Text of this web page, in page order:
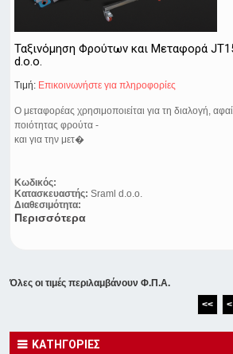
Ταξινόμηση Φρούτων και Μεταφορά
d.o.o.
Τιμή: Eπικοινωνήστε για πληροφορίες
Ο μεταφορέας χρησιμοποιείται για τη διαλογή,
ποιότητας φρούτα -
και για την μετ�
Κωδικός:
Κατασκευαστής: Sraml d.o.o.
Διαθεσιμότητα:
Περισσότερα
Όλες οι τιμές περιλαμβάνουν Φ.Π.Α.
<<
<
ΚΑΤΗΓΟΡΙΕΣ